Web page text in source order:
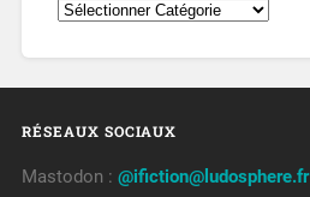
RÉSEAUX SOCIAUX
Mastodon : @ifiction@ludosphere.fr